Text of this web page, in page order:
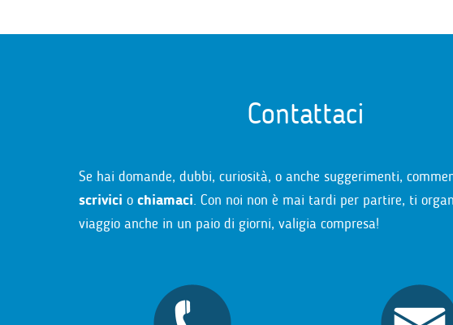
Contattaci
Se hai domande, dubbi, curiosità, o anche suggerimenti,
scrivici o chiamaci. Con noi non è mai tardi per partire, ti
viaggio anche in un paio di giorni, valigia compresa!